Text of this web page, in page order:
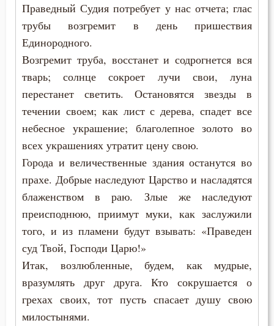
Бесстрастие
Бесы
Благоговение
Благодарность
Благоразумие
Ближний
Блуд
Бог
Богопознание
Амвросий Оптинский (Гренков)
Амфилохий Иконийский
Анастасий Синаит
Анатолий Оптинский (Зерцалов)
Антоний Великий
Антоний Оптинский (Путилов)
Афанасий (Сахаров)
Афанасий Великий
Варнава
Варсонофий Оптинский (Плиханков)
Праведный Судия потребует у нас отчета; глас
трубы возгремит в день пришествия
Единородного.
Возгремит труба, восстанет и содрогнется вся
тварь; солнце сокроет лучи свои, луна
перестанет светить. Остановятся звезды в
течении своем; как лист с дерева, спадет все
небесное украшение; благолепное золото во
всех украшениях утратит цену свою.
Города и величественные здания останутся во
прахе. Добрые наследуют Царство и насладятся
блаженством в раю. Злые же наследуют
преисподнюю, приимут муки, как заслужили
того, и из пламени будут взывать: «Праведен
суд Твой, Господи Царю!»
Итак, возлюбленные, будем, как мудрые,
вразумлять друг друга. Кто сокрушается о
грехах своих, тот пусть спасает душу свою
милостынями.